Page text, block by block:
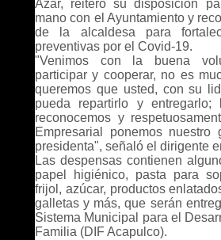
Azar, reiteró su disposición
mano con el Ayuntamiento y
de la alcaldesa para
preventivas por el Covid-19.
"Venimos con la buena
participar y cooperar, no es
queremos que usted, con su
pueda repartirlo y entregarlo;
reconocemos y
Empresarial ponemos nuestro
presidenta", señaló el dirigente
Las despensas contienen
papel higiénico, pasta para
frijol, azúcar, productos
galletas y más, que serán
Sistema Municipal para el
Familia (DIF Acapulco).